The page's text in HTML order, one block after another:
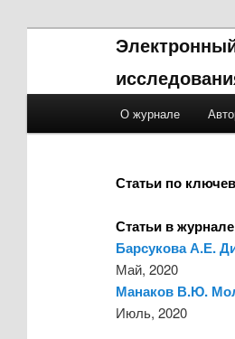
Skip to primary
Skip to
О журнале
Статьи по
Статьи в
Барсукова А.Е.
Май, 2020
Манаков В.Ю.
Июль, 2020